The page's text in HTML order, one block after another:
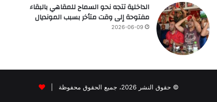
الداخلية تتجه نحو السماح للمقاهي بالبقاء
مفتوحة إلى وقت متأخر بسبب المونديال
2026-06-09
© حقوق النشر 2026، جميع الحقوق محفوظة |